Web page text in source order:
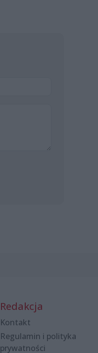
Redakcja
Kontakt
Regulamin i polityka
prywatności